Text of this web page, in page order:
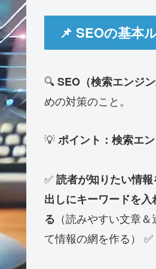
📌 SEOの基本
🔍SEO（検索エンジ
めの対策のこと。
💡ポイント：検索エ
✅読者が知りたい情
出しにキーワードを入
る （読みやすい文章
て情報の網を作る） ✅